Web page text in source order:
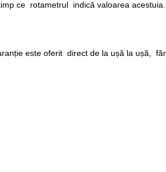
ce rotametrul indică valoarea
este oferit direct de la ușă la ușă,